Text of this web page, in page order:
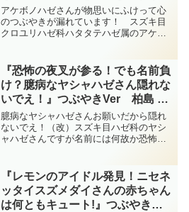
知ってる他人はいるよ！アケボノ
ハゼさん！ 柏島 diving-
photo‐tsubuankun
アケボノハゼさんが物思いにふけって心
のつぶやきが漏れています！ スズキ目
クロユリハゼ科ハタタテハゼ属のアケボ
いにふけっています・・・驚かせないよ
うにそっと近づいてみると...
『恐怖の夜叉が参る！でも名前負
け？臆病なヤシャハゼさん隠れな
いでえ！』つぶやきVer 柏島 ダ
イビング‐フォト‐tsubuankun
臆病なヤシャハゼさんお願いだから隠れ
ないでえ！（改）スズキ目ハゼ科のヤシ
ャハゼさんですが名前には何故か恐怖の
ばして確かに勇ましさもあり身体の色合
いも白地に赤いラインがシ...
『レモンのアイドル発見！ニセネ
ッタイスズメダイさんの赤ちゃん
は何ともキュート!』つぶやき